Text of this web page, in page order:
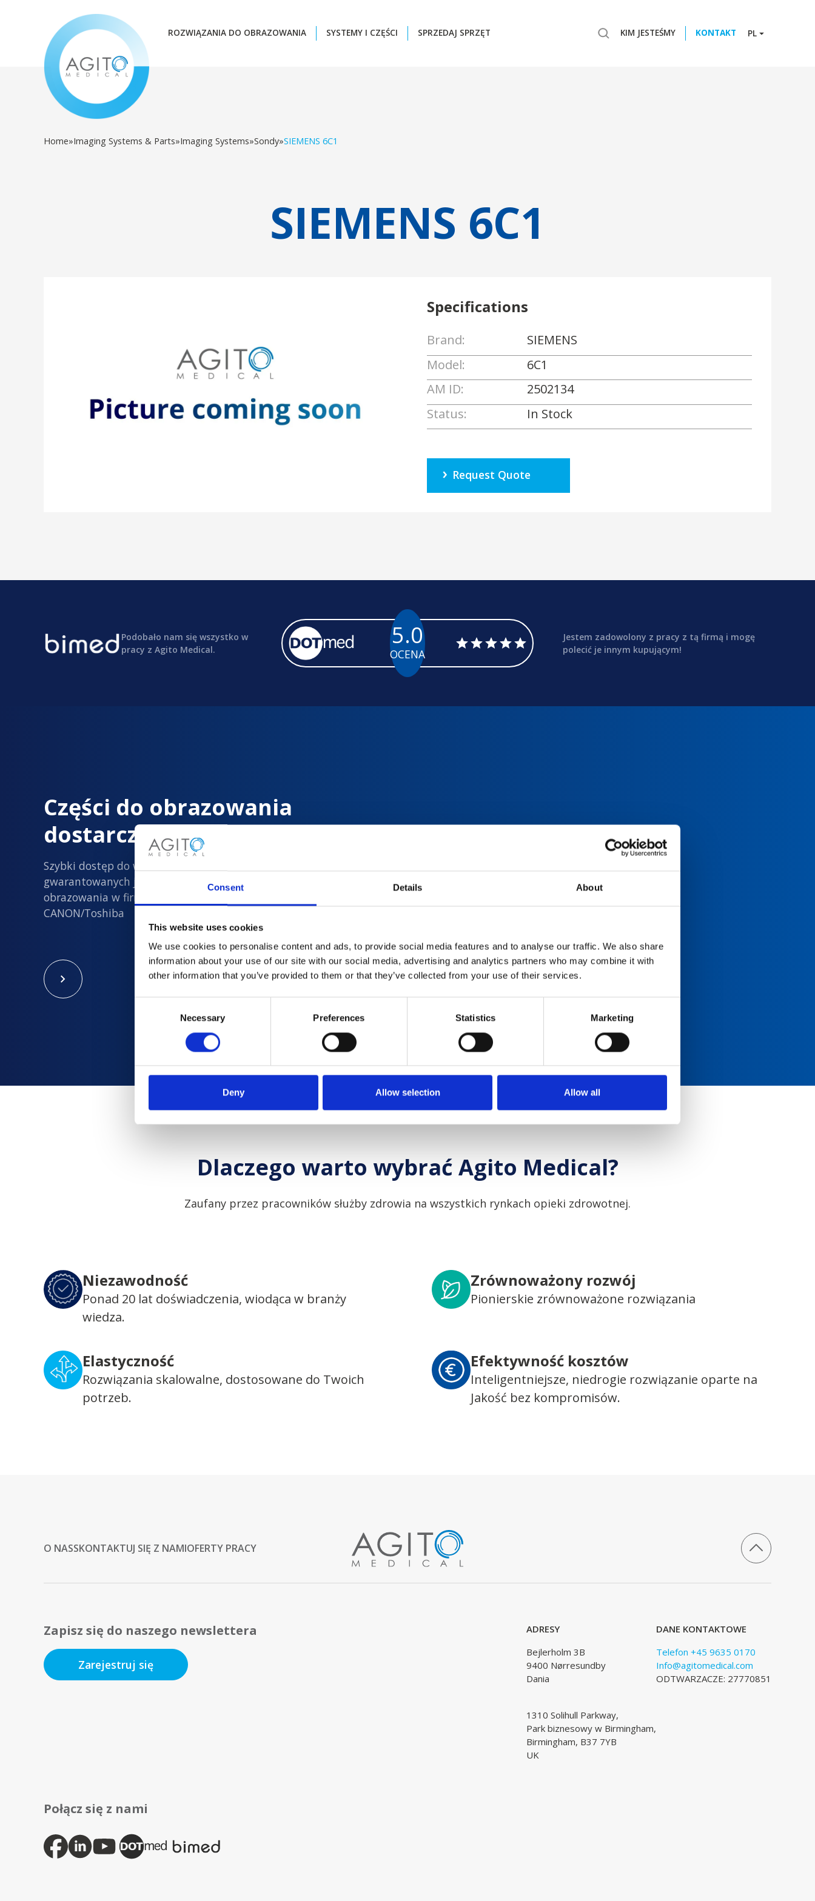
Consent Details About
This website uses cookies
We use cookies to personalise content and ads, to provide social media features and to analyse our traffic. We also share
information about your use of our site with our social media, advertising and analytics partners who may combine it with
other information that you’ve provided to them or that they’ve collected from your use of their services.
Necessary Preferences Statistics Marketing
Deny Allow selection Allow all
ROZWIĄZANIA DO OBRAZOWANIA SYSTEMY I CZĘŚCI SPRZEDAJ SPRZĘT KIM JESTEŚMY KONTAKT PL
Home»Imaging Systems & Parts»Imaging Systems»Sondy»SIEMENS 6C1
SIEMENS 6C1
Specifications
Brand:
SIEMENS
Model:
6C1
AM ID:
2502134
Status:
In Stock
Request Quote
Podobało nam się wszystko w
pracy z Agito Medical.
5.0
OCENA
Jestem zadowolony z pracy z tą firmą i mogę
polecić je innym kupującym!
Części do obrazowania
dostarczane z dużą prędkością
Szybki dostęp do wszystkich nowych i
gwarantowanych jakości używanych części do
obrazowania w firmach Philips, Siemens, GE i
CANON/Toshiba
Dlaczego warto wybrać Agito Medical?
Zaufany przez pracowników służby zdrowia na wszystkich rynkach opieki zdrowotnej.
Niezawodność
Ponad 20 lat doświadczenia, wiodąca w branży
wiedza.
Zrównoważony rozwój
Pionierskie zrównoważone rozwiązania
Elastyczność
Rozwiązania skalowalne, dostosowane do Twoich
potrzeb.
Efektywność kosztów
Inteligentniejsze, niedrogie rozwiązanie oparte na
Jakość bez kompromisów.
O NASSKONTAKTUJ SIĘ Z NAMIOFERTY PRACY
Zapisz się do naszego newslettera
Zarejestruj się
ADRESY
Bejlerholm 3B
9400 Nørresundby
Dania
1310 Solihull Parkway,
Park biznesowy w Birmingham,
Birmingham, B37 7YB
UK
DANE KONTAKTOWE
Telefon +45 9635 0170
Info@agitomedical.com
ODTWARZACZE: 27770851
Połącz się z nami